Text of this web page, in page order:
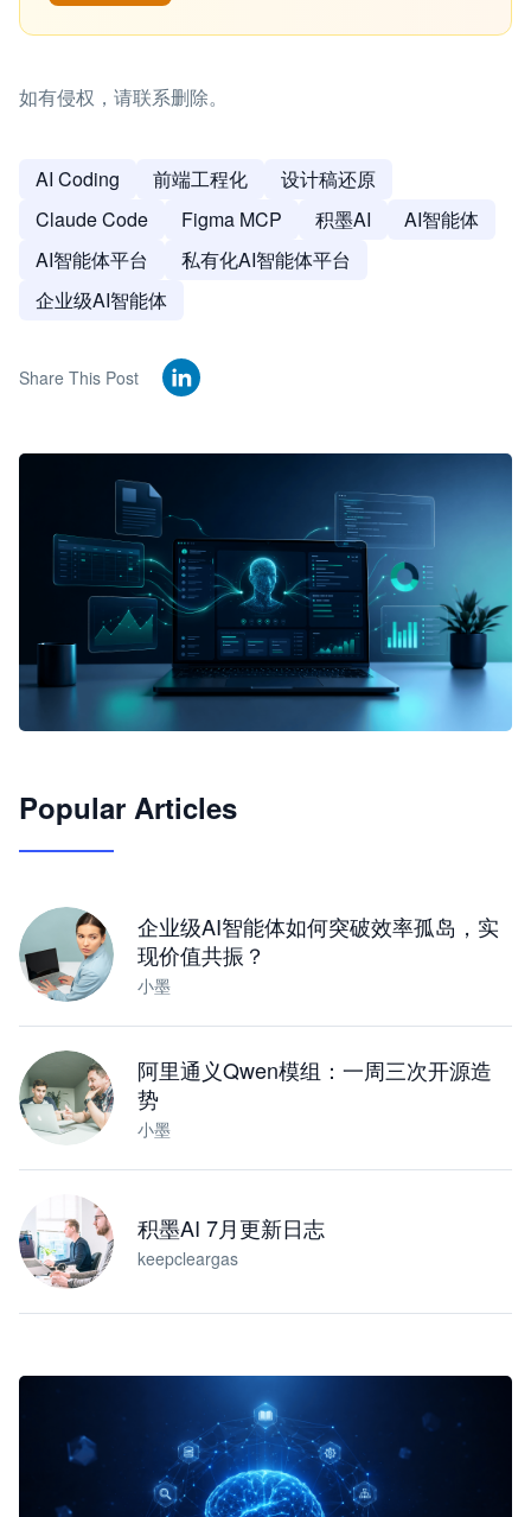
如有侵权，请联系删除。
AI Coding 前端工程化
设计稿还原
Claude Code
Figma MCP 积墨AI
AI智能体
AI智能体平台
私有化AI智能体平台
企业级AI智能体
Share This Post
JimoClaw 桌面 AI Agent 工作台
Popular Articles
企业级AI智能体如何突破效率孤岛，实
现价值共振？
小墨
阿里通义Qwen模组：一周三次开源造
势
小墨
积墨AI 7月更新日志
keepcleargas